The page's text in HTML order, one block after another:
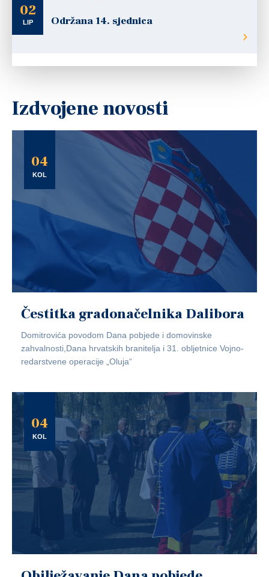
02
LIP Održana 14. sjednica
Izdvojene novosti
04
KOL
Čestitka gradonačelnika Dalibora
Domitrovića povodom Dana pobjede i domovinske
zahvalnosti,Dana hrvatskih branitelja i 31. obljetnice Vojno-
redarstvene operacije „Oluja“
04
KOL